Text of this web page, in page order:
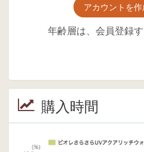
アカウントを作
年齢層は、会員登録
購入時間